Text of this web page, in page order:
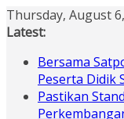
Skip
to
Thursday, August
Latest:
Bersama
Peserta Didik
Pastikan